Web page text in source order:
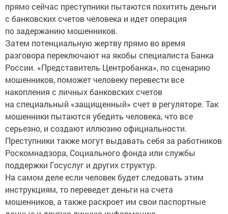
прямо сейчас преступники пытаются похитить деньги
с банковских счетов человека и идет операция
по задержанию мошенников.
Затем потенциальную жертву прямо во время
разговора переключают на якобы специалиста Банка
России. «Представитель Центробанка», по сценарию
мошенников, поможет человеку перевести все
накопления с личных банковских счетов
на специальный «защищенный» счет в регуляторе. Так
мошенники пытаются убедить человека, что все
серьезно, и создают иллюзию официальности.
Преступники также могут выдавать себя за работников
Роскомнадзора, Социального фонда или службы
поддержки Госуслуг и других структур.
На самом деле если человек будет следовать этим
инструкциям, то переведет деньги на счета
мошенников, а также раскроет им свои паспортные